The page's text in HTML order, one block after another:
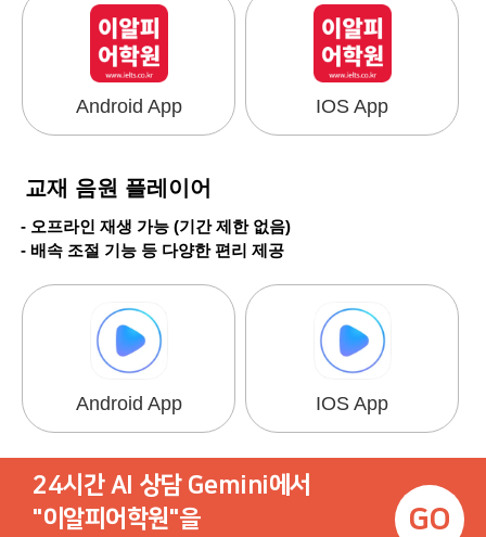
Android App IOS App
교재 음원 플레이어
- 오프라인 재생 가능 (기간 제한 없음)
- 배속 조절 기능 등 다양한 편리 제공
Android App IOS App
24시간 AI 상담 Gemini에서
"이알피어학원"을
GO